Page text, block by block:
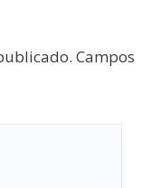
Campos